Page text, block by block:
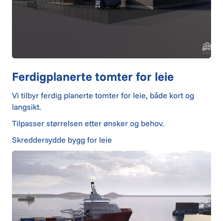
Ferdigplanerte tomter for leie
Vi tilbyr ferdig planerte tomter for leie, både kort og
langsikt.
Tilpasser størrelsen etter ønsker og behov.
Skreddersydde bygg for leie